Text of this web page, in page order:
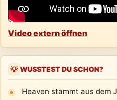
Video extern öffnen
💡 WUSSTEST DU SCHON?
Heaven stammt aus dem